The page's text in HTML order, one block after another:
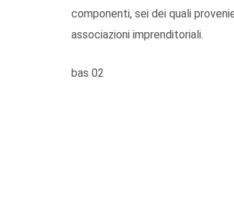
componenti, sei dei quali
associazioni imprenditoriali.
bas 02